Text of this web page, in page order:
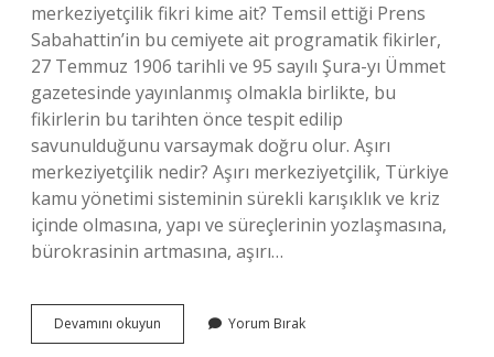
merkeziyetçilik fikri kime ait? Temsil ettiği Prens
Sabahattin’in bu cemiyete ait programatik fikirler,
27 Temmuz 1906 tarihli ve 95 sayılı Şura-yı Ümmet
gazetesinde yayınlanmış olmakla birlikte, bu
fikirlerin bu tarihten önce tespit edilip
savunulduğunu varsaymak doğru olur. Aşırı
merkeziyetçilik nedir? Aşırı merkeziyetçilik, Türkiye
kamu yönetimi sisteminin sürekli karışıklık ve kriz
içinde olmasına, yapı ve süreçlerinin yozlaşmasına,
bürokrasinin artmasına, aşırı…
Devamını okuyun
Merkeziyet
Yorum Bırak